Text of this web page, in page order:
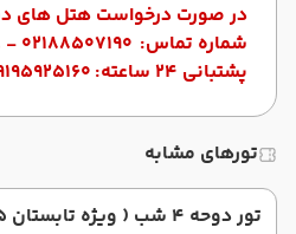
در صورت درخواست هتل های
شماره تماس: 02188507190 - 02143638
پشتبانی 24 ساعته:
تورهای مشابه
تور دوحه 4 شب ( ویژه تابستان 1405 )